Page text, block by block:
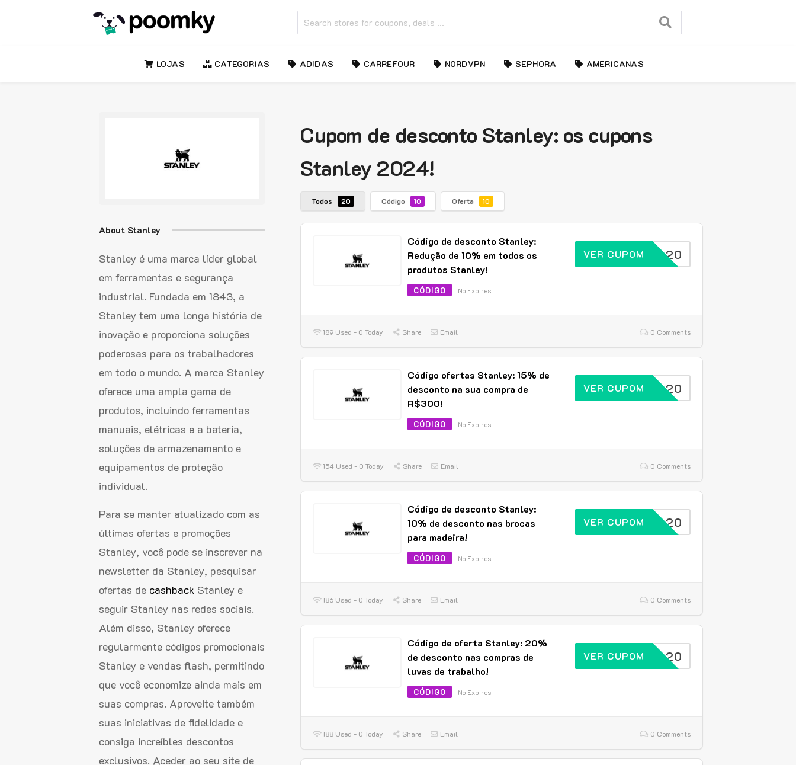
LOJAS CATEGORIAS ADIDAS CARREFOUR NORDVPN SEPHORA AMERICANAS
Cupom de desconto Stanley: os cupons
Stanley 2024!
Todos 20 Código 10 Oferta 10
Código de desconto Stanley:
Redução de 10% em todos os
produtos Stanley!
CÓDIGO No Expires
BRASIL20
VER CUPOM
189 Used - 0 Today Share Email 0 Comments
Código ofertas Stanley: 15% de
desconto na sua compra de
R$300!
CÓDIGO No Expires
BRASIL20
VER CUPOM
154 Used - 0 Today Share Email 0 Comments
Código de desconto Stanley:
10% de desconto nas brocas
para madeira!
CÓDIGO No Expires
BRASIL20
VER CUPOM
186 Used - 0 Today Share Email 0 Comments
Código de oferta Stanley: 20%
de desconto nas compras de
luvas de trabalho!
CÓDIGO No Expires
BRASIL20
VER CUPOM
188 Used - 0 Today Share Email 0 Comments
About Stanley
Stanley é uma marca líder global
em ferramentas e segurança
industrial. Fundada em 1843, a
Stanley tem uma longa história de
inovação e proporciona soluções
poderosas para os trabalhadores
em todo o mundo. A marca Stanley
oferece uma ampla gama de
produtos, incluindo ferramentas
manuais, elétricas e a bateria,
soluções de armazenamento e
equipamentos de proteção
individual.
Para se manter atualizado com as
últimas ofertas e promoções
Stanley, você pode se inscrever na
newsletter da Stanley, pesquisar
ofertas de cashback Stanley e
seguir Stanley nas redes sociais.
Além disso, Stanley oferece
regularmente códigos promocionais
Stanley e vendas flash, permitindo
que você economize ainda mais em
suas compras. Aproveite também
suas iniciativas de fidelidade e
consiga increíbles descontos
exclusivos. Aceder ao seu site de